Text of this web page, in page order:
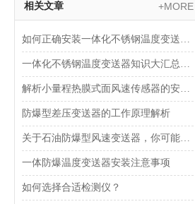
相关文章 +MORE
如何正确安装一体化不锈钢温度变送器？
一体化不锈钢温度变送器知识大汇总，入门必看！
解析小量程热膜式面风速传感器的安装方法
防爆型差压变送器的工作原理解析
关于石油防爆型风速变送器，你可能想了解这些内容！
一体防爆温度变送器安装注意事项
如何选择合适检测仪？